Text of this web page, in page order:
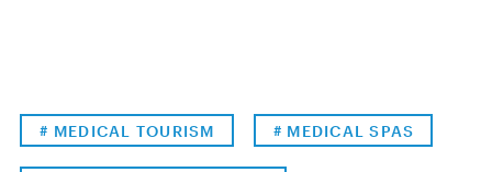
# MEDICAL TOURISM # MEDICAL SPAS